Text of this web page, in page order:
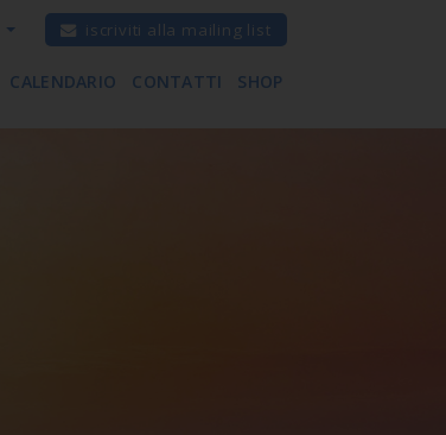
iscriviti alla mailing list
CALENDARIO CONTATTI SHOP